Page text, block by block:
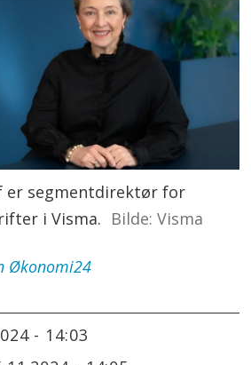
er segmentdirektør for
i Visma.
Visma
Økonomi24
- 14:03